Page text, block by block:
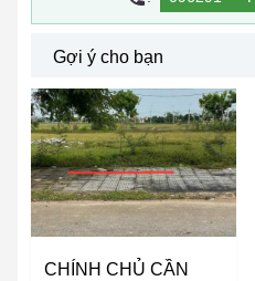
Gợi ý cho bạn
CHÍNH CHỦ CẦN